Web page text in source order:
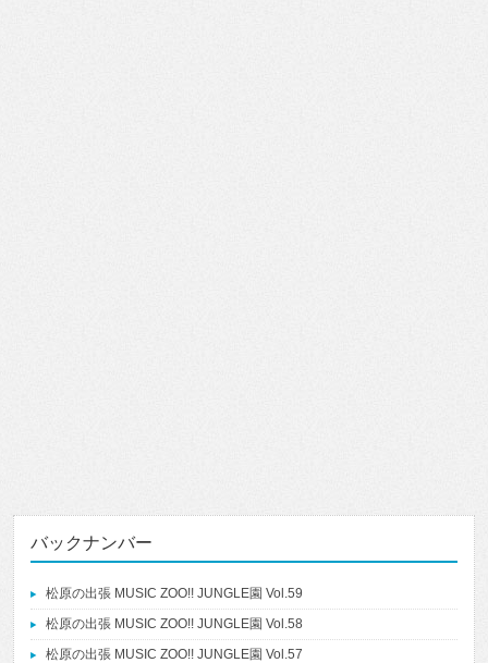
バックナンバー
松原の出張 MUSIC ZOO!! JUNGLE園 Vol.59
松原の出張 MUSIC ZOO!! JUNGLE園 Vol.58
松原の出張 MUSIC ZOO!! JUNGLE園 Vol.57